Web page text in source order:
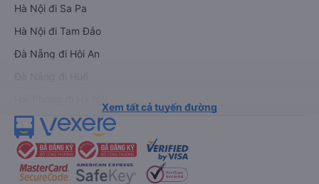
Hà Nội đi Sa Pa
Hà Nội đi Tam Đảo
Đà Nẵng đi Hội An
Xem tất cả tuyến đường